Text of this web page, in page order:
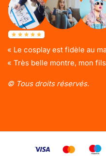
« Le cosplay est fidèle au
« Très belle montre, mon
© Tous droits réservés.